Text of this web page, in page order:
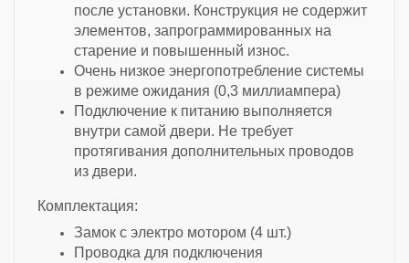
после установки. Конструкция не содержит
элементов, запрограммированных на
старение и повышенный износ.
Очень низкое энергопотребление системы
в режиме ожидания (0,3 миллиампера)
Подключение к питанию выполняется
внутри самой двери. Не требует
протягивания дополнительных проводов
из двери.
Комплектация:
Замок с электро мотором (4 шт.)
Проводка для подключения